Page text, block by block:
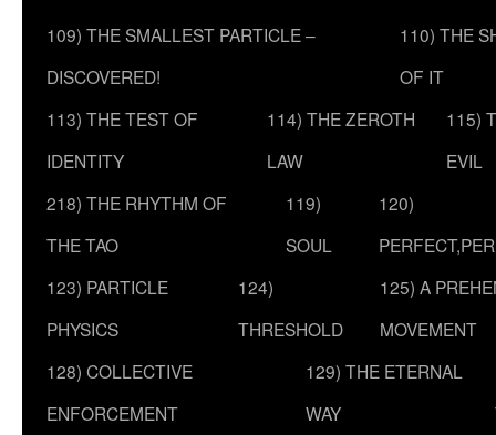
109) THE SMALLEST PARTICLE –
DISCOVERED!
110) THE
OF IT
113) THE TEST OF
IDENTITY
114) THE ZEROTH
LAW
115)
EVIL
218) THE RHYTHM OF
THE TAO
119)
SOUL
120)
123) PARTICLE
PHYSICS
124)
THRESHOLD
125) A
MOVEMENT
128) COLLECTIVE
ENFORCEMENT
129) THE ETERNAL
WAY